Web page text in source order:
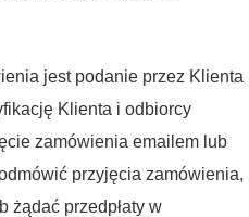
jest podanie przez Klienta
Klienta i odbiorcy
zamówienia emailem lub
przyjęcia zamówienia,
żądać przedpłaty w